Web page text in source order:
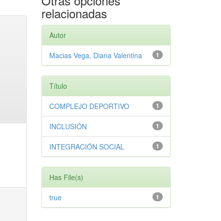
relacionadas
Autor
1
Macias Vega, Diana Valentina
Título
1
COMPLEJO DEPORTIVO
1
INCLUSIÓN
1
INTEGRACIÓN SOCIAL
Has File(s)
1
true